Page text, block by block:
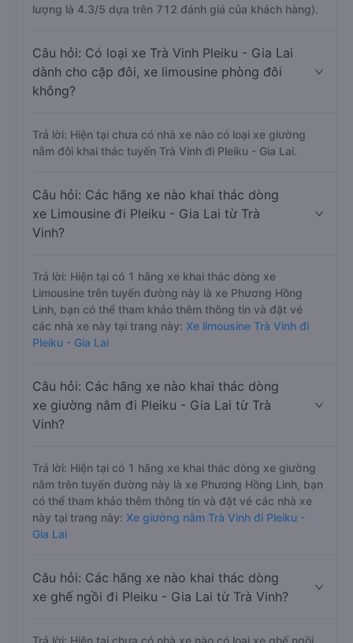
lượng là 4.3/5 dựa trên 712 đánh giá của khách hàng).
Câu hỏi: Có loại xe Trà Vinh Pleiku - Gia Lai
dành cho cặp đôi, xe limousine phòng đôi
không?
Trả lời: Hiện tại chưa có nhà xe nào có loại xe giường
nằm đôi khai thác tuyến Trà Vinh đi Pleiku - Gia Lai.
Câu hỏi: Các hãng xe nào khai thác dòng
xe Limousine đi Pleiku - Gia Lai từ Trà
Vinh?
Trả lời: Hiện tại có 1 hãng xe khai thác dòng xe
Limousine trên tuyến đường này là xe Phương Hồng
Linh, bạn có thể tham khảo thêm thông tin và đặt vé
các nhà xe này tại trang này: Xe limousine Trà Vinh đi
Pleiku - Gia Lai
Câu hỏi: Các hãng xe nào khai thác dòng
xe giường nằm đi Pleiku - Gia Lai từ Trà
Vinh?
Trả lời: Hiện tại có 1 hãng xe khai thác dòng xe giường
nằm trên tuyến đường này là xe Phương Hồng Linh, bạn
có thể tham khảo thêm thông tin và đặt vé các nhà xe
này tại trang này: Xe giường nằm Trà Vinh đi Pleiku -
Gia Lai
Câu hỏi: Các hãng xe nào khai thác dòng
xe ghế ngồi đi Pleiku - Gia Lai từ Trà Vinh?
Trả lời: Hiện tại chưa có nhà xe nào có loại xe ghế ngồi